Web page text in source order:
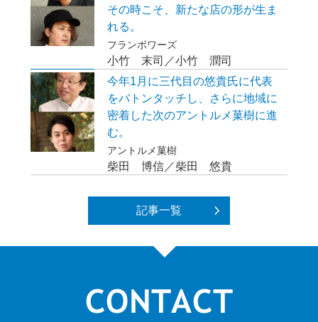
その時こそ、新たな店の形が生ま
れる。
フランボワーズ
小竹 末司／小竹 潤司
今年1月に三代目の悠貴氏に代表
をバトンタッチし、さらに地域に
密着した次のアントルメ菓樹に進
む。
アントルメ菓樹
柴田 博信／柴田 悠貴
記事一覧